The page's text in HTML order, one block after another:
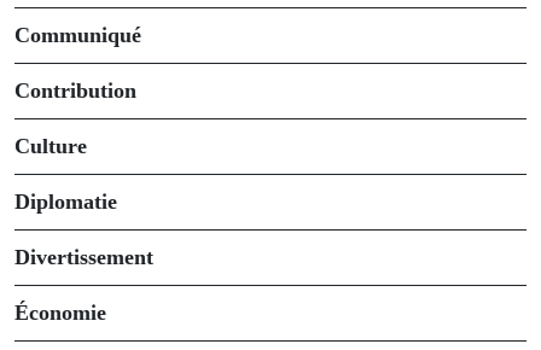
Communiqué
Contribution
Culture
Diplomatie
Divertissement
Économie